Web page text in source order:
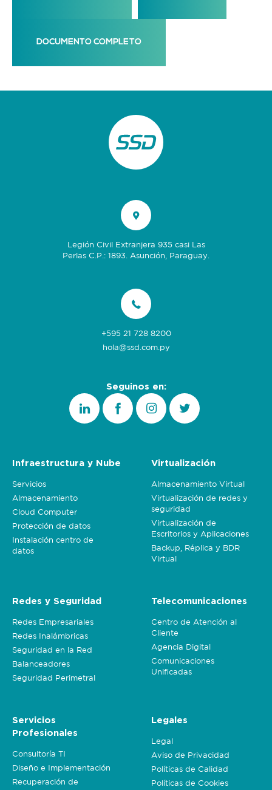
DOCUMENTO COMPLETO
+595 21 728 8200
hola@ssd.com.py
Legión Civil Extranjera 935 casi Las
Perlas C.P.: 1893. Asunción, Paraguay.
Seguinos en:
Infraestructura y Nube
Servicios
Almacenamiento
Cloud Computer
Protección de datos
Instalación centro de
datos
Virtualización
Almacenamiento Virtual
Virtualización de redes y
seguridad
Virtualización de
Escritorios y Aplicaciones
Backup, Réplica y BDR
Virtual
Redes y Seguridad
Redes Empresariales
Redes Inalámbricas
Seguridad en la Red
Balanceadores
Seguridad Perimetral
Telecomunicaciones
Centro de Atención al
Cliente
Agencia Digital
Comunicaciones
Unificadas
Servicios
Profesionales
Consultoría TI
Diseño e Implementación
Recuperación de
Legales
Legal
Aviso de Privacidad
Políticas de Calidad
Políticas de Cookies